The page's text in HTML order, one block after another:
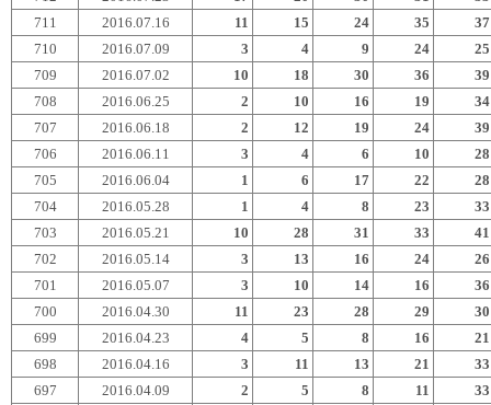
711
2016.07.16 11 15 24 35
37
710
2016.07.09 3 4 9 24
25
709
2016.07.02 10 18 30 36
39
708
2016.06.25 2 10 16 19
34
707
2016.06.18 2 12 19 24
39
706
2016.06.11 3 4 6 10
28
705
2016.06.04 1 6 17 22
28
704
2016.05.28 1 4 8 23
33
703
2016.05.21 10 28 31 33
41
702
2016.05.14 3 13 16 24
26
701
2016.05.07 3 10 14 16
36
700
2016.04.30 11 23 28 29
30
699
2016.04.23 4 5 8 16
21
698
2016.04.16 3 11 13 21
33
697
2016.04.09 2 5 8 11
33